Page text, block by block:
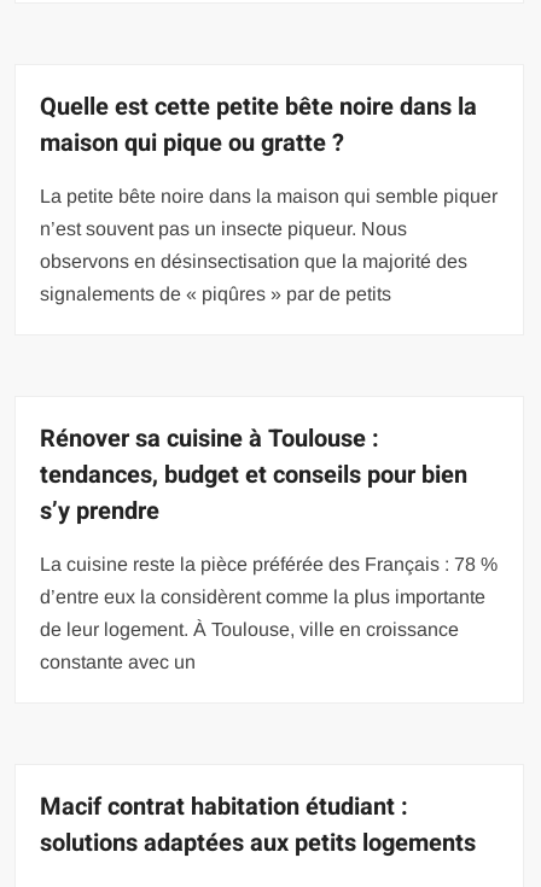
Quelle est cette petite bête noire dans la
maison qui pique ou gratte ?
La petite bête noire dans la maison qui semble piquer
n’est souvent pas un insecte piqueur. Nous
observons en désinsectisation que la majorité des
signalements de « piqûres » par de petits
Rénover sa cuisine à Toulouse :
tendances, budget et conseils pour bien
s’y prendre
La cuisine reste la pièce préférée des Français : 78 %
d’entre eux la considèrent comme la plus importante
de leur logement. À Toulouse, ville en croissance
constante avec un
Macif contrat habitation étudiant :
solutions adaptées aux petits logements